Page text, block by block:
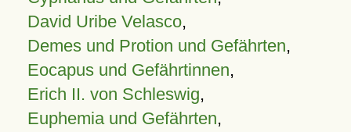
David Uribe Velasco,
Demes und Protion und Gefährten,
Eocapus und Gefährtinnen,
Erich II. von Schleswig,
Euphemia und Gefährten,